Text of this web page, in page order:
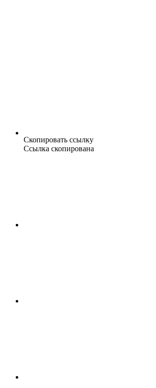
Скопировать ссылку
Ссылка скопирована